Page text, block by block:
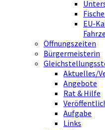
EU-
Öffnungszeiten
Bürgermeisterin
Aktuelles/
Angebote
Rat & Hilfe
Aufgabe
Links